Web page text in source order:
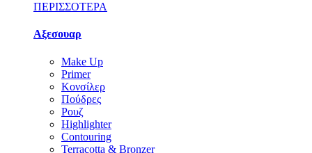
ΠΕΡΙΣΣΟΤΕΡΑ
Αξεσουαρ
Make Up
Primer
Κονσίλερ
Πούδρες
Ρουζ
Highlighter
Contouring
Terracotta & Bronzer